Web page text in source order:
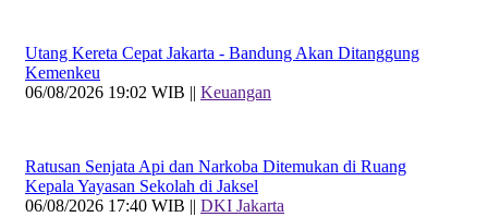
Utang Kereta Cepat Jakarta - Bandung Akan Ditanggung
Kemenkeu
06/08/2026 19:02 WIB || Keuangan
Ratusan Senjata Api dan Narkoba Ditemukan di Ruang
Kepala Yayasan Sekolah di Jaksel
06/08/2026 17:40 WIB || DKI Jakarta